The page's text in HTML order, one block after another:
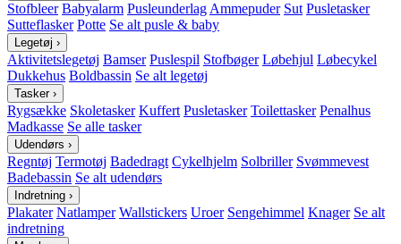
Stofbleer Babyalarm Pusleunderlag Ammepuder Sut Pusletasker
Sutteflasker Potte Se alt pusle & baby
Legetøj ›
Aktivitetslegetøj Bamser Puslespil Stofbøger Løbehjul Løbecykel
Dukkehus Boldbassin Se alt legetøj
Tasker ›
Rygsække Skoletasker Kuffert Pusletasker Toilettasker Penalhus
Madkasse Se alle tasker
Udendørs ›
Regntøj Termotøj Badedragt Cykelhjelm Solbriller Svømmevest
Badebassin Se alt udendørs
Indretning ›
Plakater Natlamper Wallstickers Uroer Sengehimmel Knager Se alt
indretning